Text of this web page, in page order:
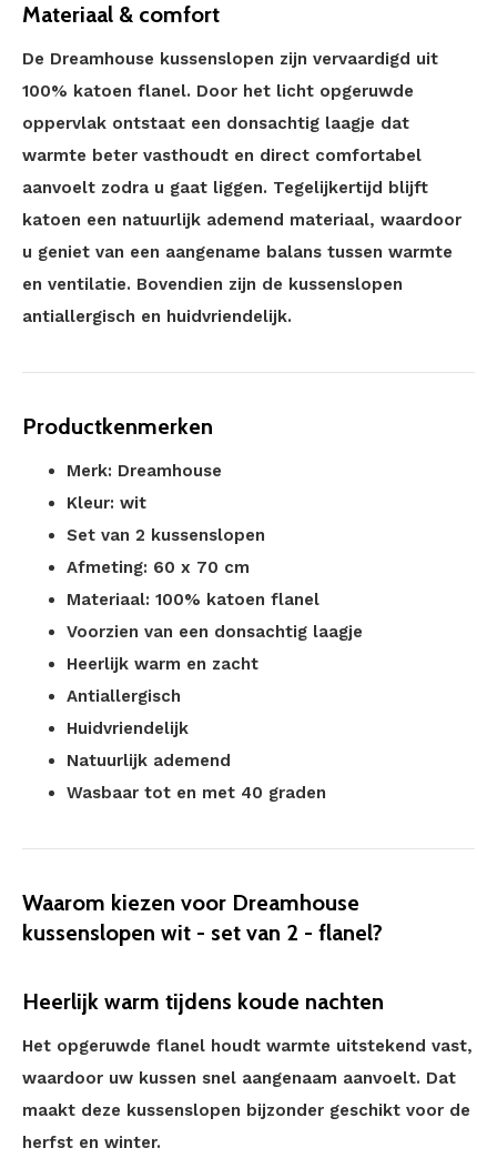
Materiaal & comfort
De Dreamhouse kussenslopen zijn vervaardigd uit
100% katoen flanel. Door het licht opgeruwde
oppervlak ontstaat een donsachtig laagje dat
warmte beter vasthoudt en direct comfortabel
aanvoelt zodra u gaat liggen. Tegelijkertijd blijft
katoen een natuurlijk ademend materiaal, waardoor
u geniet van een aangename balans tussen warmte
en ventilatie. Bovendien zijn de kussenslopen
antiallergisch en huidvriendelijk.
Productkenmerken
Merk: Dreamhouse
Kleur: wit
Set van 2 kussenslopen
Afmeting: 60 x 70 cm
Materiaal: 100% katoen flanel
Voorzien van een donsachtig laagje
Heerlijk warm en zacht
Antiallergisch
Huidvriendelijk
Natuurlijk ademend
Wasbaar tot en met 40 graden
Waarom kiezen voor Dreamhouse
kussenslopen wit - set van 2 - flanel?
Heerlijk warm tijdens koude nachten
Het opgeruwde flanel houdt warmte uitstekend vast,
waardoor uw kussen snel aangenaam aanvoelt. Dat
maakt deze kussenslopen bijzonder geschikt voor de
herfst en winter.